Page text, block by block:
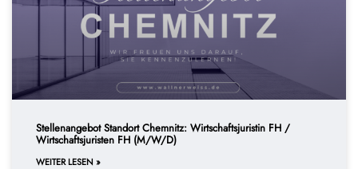
Stellenangebot Standort Chemnitz: Wirtschaftsjuristin FH /
Wirtschaftsjuristen FH (m/w/d)
WEITER LESEN »